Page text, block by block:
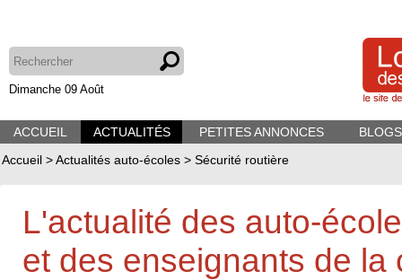
Dimanche 09 Août
ACCUEIL ACTUALITÉS PETITES ANNONCES
Accueil >Actualités auto-écoles > Sécurité routière
L'actualité des auto-
et des enseignants de la